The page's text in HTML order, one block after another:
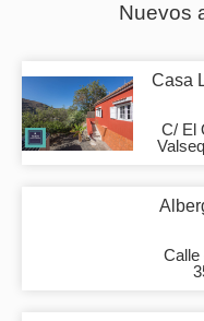
Nuevos
Casa
C/ El
Calle